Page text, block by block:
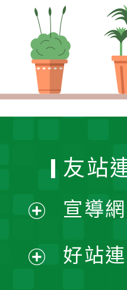
開
友站
宣導
好站